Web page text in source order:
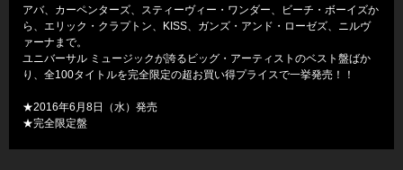
アバ、カーペンターズ、スティーヴィー・ワンダー、ビーチ・ボーイズか
ら、エリック・クラプトン、KISS、ガンズ・アンド・ローゼズ、ニルヴ
ァーナまで。
ユニバーサル ミュージックが誇るビッグ・アーティストのベスト盤ばか
り、全100タイトルを完全限定の超お買い得プライスで一挙発売！！
★2016年6月8日（水）発売
★完全限定盤